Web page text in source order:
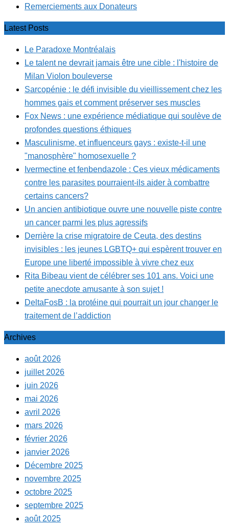
Remerciements aux Donateurs
Latest Posts
Le Paradoxe Montréalais
Le talent ne devrait jamais être une cible : l'histoire de
Milan Violon bouleverse
Sarcopénie : le défi invisible du vieillissement chez les
hommes gais et comment préserver ses muscles
Fox News : une expérience médiatique qui soulève de
profondes questions éthiques
Masculinisme, et influenceurs gays : existe-t-il une
"manosphère" homosexuelle ?
Ivermectine et fenbendazole : Ces vieux médicaments
contre les parasites pourraient-ils aider à combattre
certains cancers?
Un ancien antibiotique ouvre une nouvelle piste contre
un cancer parmi les plus agressifs
Derrière la crise migratoire de Ceuta, des destins
invisibles : les jeunes LGBTQ+ qui espèrent trouver en
Europe une liberté impossible à vivre chez eux
Rita Bibeau vient de célébrer ses 101 ans. Voici une
petite anecdote amusante à son sujet !
DeltaFosB : la protéine qui pourrait un jour changer le
traitement de l’addiction
Archives
août 2026
juillet 2026
juin 2026
mai 2026
avril 2026
mars 2026
février 2026
janvier 2026
Décembre 2025
novembre 2025
octobre 2025
septembre 2025
août 2025